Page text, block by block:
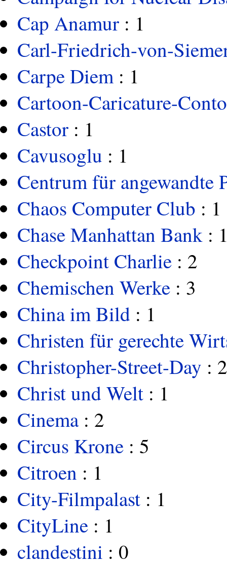
Cap Anamur : 1
Carl-Friedrich-von-
Carpe Diem: 1
Cartoon-Caricature-
Castor : 1
Cavusoglu : 1
Centrum für angewandte
Chaos Computer Club : 1
Chase Manhattan Bank :
Checkpoint Charlie : 2
Chemischen Werke : 3
China im Bild : 1
Christen für gerechte
Christopher-Street-Day :
Christ und Welt : 1
Cinema: 2
Circus Krone : 5
Citroen : 1
City-Filmpalast : 1
CityLine : 1
clandestini : 0